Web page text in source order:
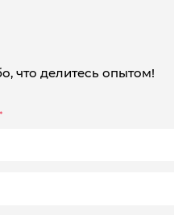
что делитесь опытом!
*